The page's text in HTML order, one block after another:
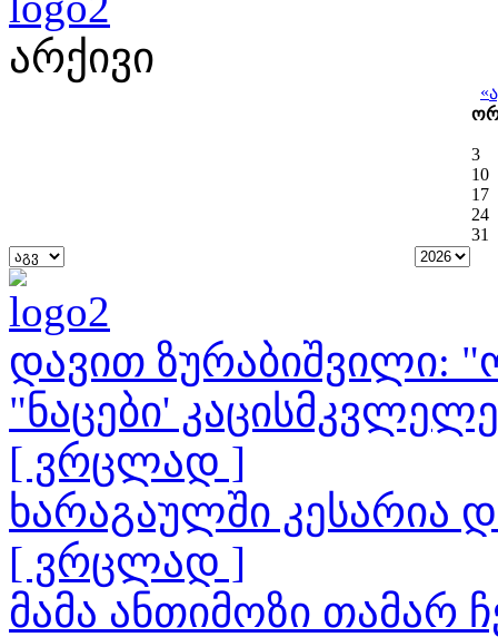
არქივი
«
3
10
17
24
31
დავით ზურაბიშვილი:
"ნაცები'
[ ვრცლად ]
ხარაგაულში კესარია
[ ვრცლად ]
მამა ანთიმოზი თამარ